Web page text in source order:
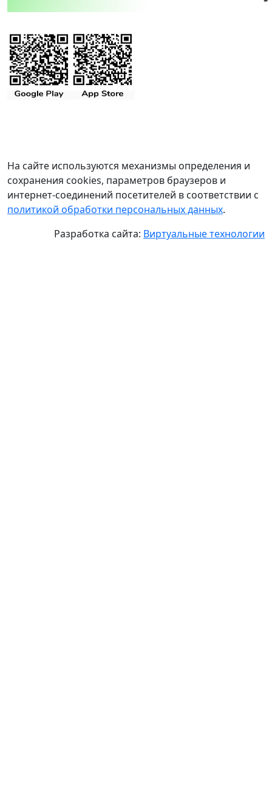
На сайте используются механизмы определения и
сохранения cookies, параметров браузеров и
интернет-соединений посетителей в соответствии с
политикой обработки персональных данных.
Разработка сайта: Виртуальные технологии